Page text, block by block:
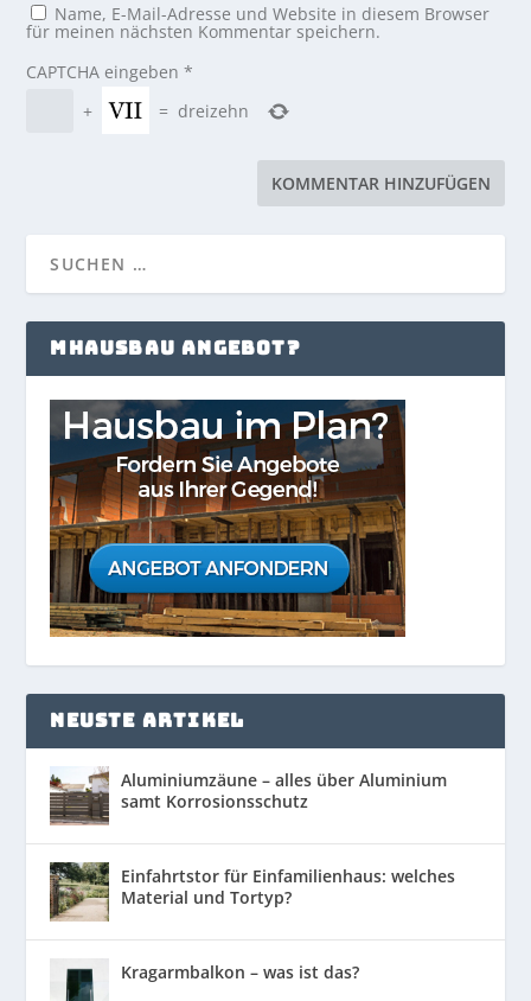
Name, E-Mail-Adresse und Website in diesem Browser
für meinen nächsten Kommentar speichern.
CAPTCHA eingeben *
+
= dreizehn
MHAUSBAU ANGEBOT?
NEUSTE ARTIKEL
Aluminiumzäune – alles über Aluminium
samt Korrosionsschutz
Einfahrtstor für Einfamilienhaus: welches
Material und Tortyp?
Kragarmbalkon – was ist das?